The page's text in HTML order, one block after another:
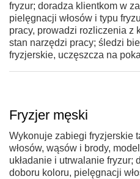
fryzur; doradza klientkom w
pielęgnacji włosów i typu
pracy, prowadzi rozliczenia z
stan narzędzi pracy; śledzi
fryzjerskie, uczęszcza na
Fryzjer męski
Wykonuje zabiegi fryzjerskie
włosów, wąsów i brody,
układanie i utrwalanie fryzur;
doboru koloru, pielęgnacji